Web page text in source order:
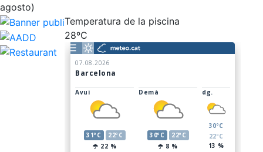
Patrocinio
Patrocinadores
Publicidad en la Revista
Ventajas sociales
¿Quieres ser Patrocinador del Club?
El Godó del Socio/a
agosto)
Temperatura de la piscina
28ºC